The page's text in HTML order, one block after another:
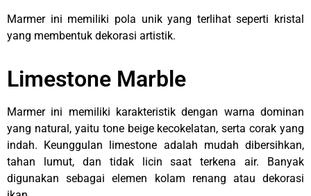
Marmer ini memiliki pola unik yang terlihat seperti kristal
yang membentuk dekorasi artistik.
Limestone Marble
Marmer ini memiliki karakteristik dengan warna dominan
yang natural, yaitu tone beige kecokelatan, serta corak yang
indah. Keunggulan limestone adalah mudah dibersihkan,
tahan lumut, dan tidak licin saat terkena air. Banyak
digunakan sebagai elemen kolam renang atau dekorasi